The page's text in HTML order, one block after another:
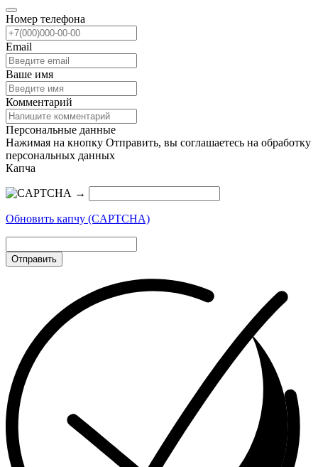
Номер телефона
Email
Ваше имя
Комментарий
Персональные данные
Нажимая на кнопку Отправить, вы соглашаетесь на обработку
персональных данных
Капча
→
Обновить капчу (CAPTCHA)
Отправить